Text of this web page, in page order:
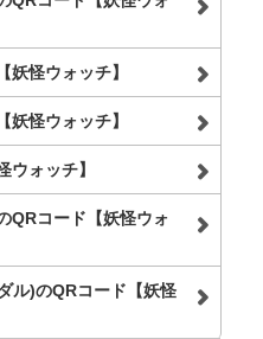
妖怪ウォッチ】
妖怪ウォッチ】
ウォッチ】
QRコード【妖怪ウォ
ル)のQRコード【妖怪